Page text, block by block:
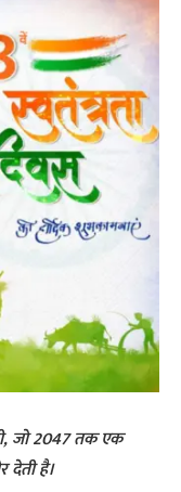
जो 2047 तक एक
देती है।